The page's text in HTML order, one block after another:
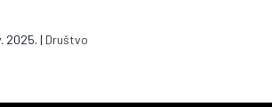
2025. | Društvo